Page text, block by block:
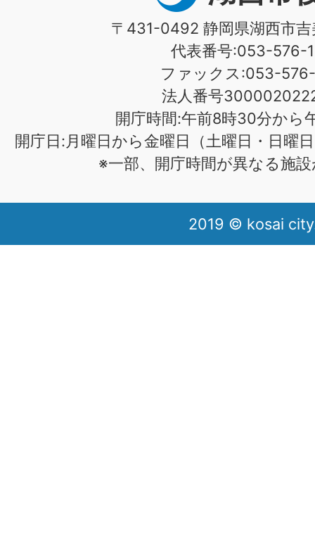
〒431-0492 静岡県湖西市
代表番号:053-576-
ファックス:053-576-
法人番号
開庁時間:午前8時30分から
開庁日:月曜日から金曜日（土曜日・日曜
※一部、開庁時間が異なる施
2019 © kosai